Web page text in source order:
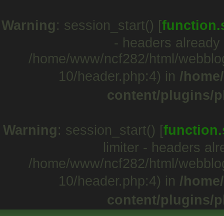
Warning: session_start() [
- headers
/home/www/ncf282/html/
10/header.php:4) in /
content/plugins/
Warning: session_start() [
limiter - headers
/home/www/ncf282/html/
10/header.php:4) in /
content/plugins/